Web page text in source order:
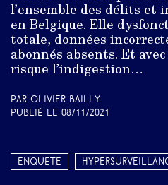
l’ensemble des délits et
en Belgique. Elle
totale, données
abonnés absents. Et
risque l’indigestion…
Par Olivier Bailly
Publié le 08/11/2021
Enquête